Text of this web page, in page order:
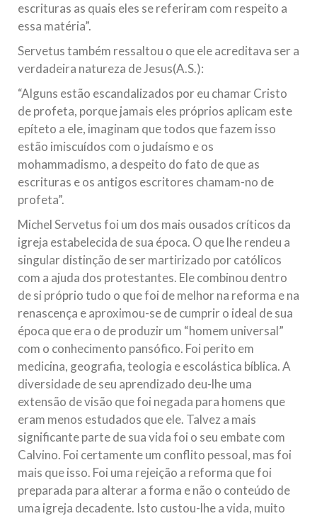
escrituras as quais eles se referiram com respeito a
essa matéria”.
Servetus também ressaltou o que ele acreditava ser a
verdadeira natureza de Jesus(A.S.):
“Alguns estão escandalizados por eu chamar Cristo
de profeta, porque jamais eles próprios aplicam este
epíteto a ele, imaginam que todos que fazem isso
estão imiscuídos com o judaísmo e os
mohammadismo, a despeito do fato de que as
escrituras e os antigos escritores chamam-no de
profeta”.
Michel Servetus foi um dos mais ousados críticos da
igreja estabelecida de sua época. O que lhe rendeu a
singular distinção de ser martirizado por católicos
com a ajuda dos protestantes. Ele combinou dentro
de si próprio tudo o que foi de melhor na reforma e na
renascença e aproximou-se de cumprir o ideal de sua
época que era o de produzir um “homem universal”
com o conhecimento pansófico. Foi perito em
medicina, geografia, teologia e escolástica bíblica. A
diversidade de seu aprendizado deu-lhe uma
extensão de visão que foi negada para homens que
eram menos estudados que ele. Talvez a mais
significante parte de sua vida foi o seu embate com
Calvino. Foi certamente um conflito pessoal, mas foi
mais que isso. Foi uma rejeição a reforma que foi
preparada para alterar a forma e não o conteúdo de
uma igreja decadente. Isto custou-lhe a vida, muito